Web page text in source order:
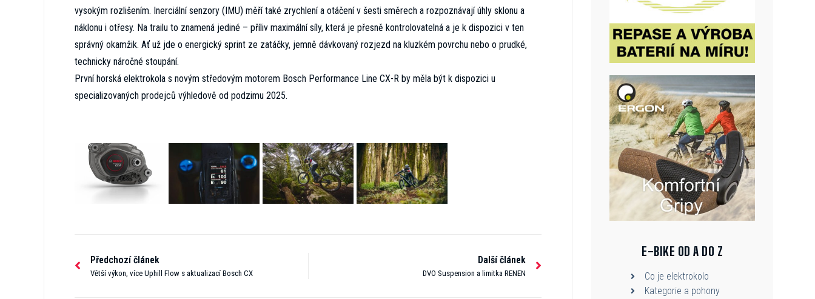
vysokým rozlišením. Inerciální senzory (IMU) měří také zrychlení a otáčení v šesti směrech a rozpoznávají úhly sklonu a
náklonu i otřesy. Na trailu to znamená jediné – příliv maximální síly, která je přesně kontrolovatelná a je k dispozici v ten
správný okamžik. Ať už jde o energický sprint ze zatáčky, jemně dávkovaný rozjezd na kluzkém povrchu nebo o prudké,
technicky náročné stoupání.
První horská elektrokola s novým středovým motorem Bosch Performance Line CX-R by měla být k dispozici u
specializovaných prodejců výhledově od podzimu 2025.
Předchozí článek
Větší výkon, více Uphill Flow s aktualizací Bosch CX
Další článek
DVO Suspension a limitka RENEN
E-BIKE OD A DO Z
Co je elektrokolo
Kategorie a pohony